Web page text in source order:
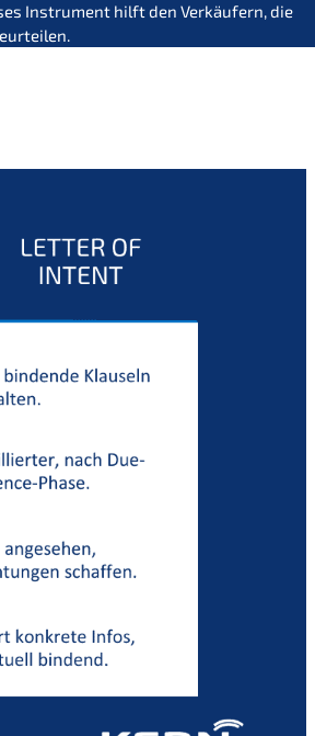
Instru­ment hilft den Verkäu­fern, die